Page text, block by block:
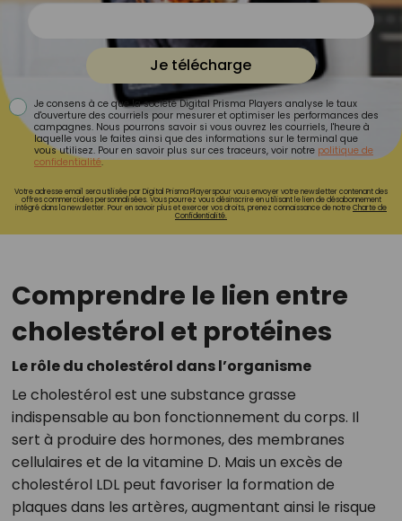
Je télécharge
Je consens à ce que la société Digital Prisma Players analyse le taux
d'ouverture des courriels pour mesurer et optimiser les performances des
campagnes. Nous pourrons savoir si vous ouvrez les courriels, l'heure à
laquelle vous le faites ainsi que des informations sur le terminal que
vous utilisez. Pour en savoir plus sur ces traceurs, voir notre politique de
confidentialité.
Votre adresse email sera utilisée par Digital Prisma Playerspour vous envoyer votre newsletter contenant des
offres commerciales personnalisées. Vous pourrez vous désinscrire en utilisant le lien de désabonnement
intégré dans la newsletter. Pour en savoir plus et exercer vos droits, prenez connaissance de notreCharte de
Confidentialité.
Comprendre le lien entre
cholestérol et protéines
Le rôle du cholestérol dans l’organisme
Le cholestérol est une substance grasse
indispensable au bon fonctionnement du corps. Il
sert à produire des hormones, des membranes
cellulaires et de la vitamine D. Mais un excès de
cholestérol LDL peut favoriser la formation de
plaques dans les artères, augmentant ainsi le risque